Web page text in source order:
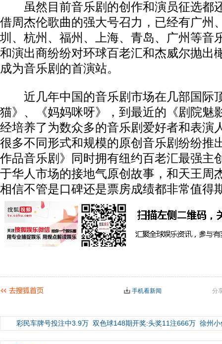
虽然目前音乐剧的创作和演员征选都
借周杰伦歌曲的强大号召力，已经有广州
圳、杭州、福州、上海、青岛、广州等音
和演出商纷纷对环球百老汇和杰威尔抛出
成为音乐剧的首演站。
近几年中国的音乐剧市场在几部国际
猫》、《妈妈咪呀》，到最近的《剧院魅
经培养了为数众多的音乐剧爱好者和表演
很多不同形式和规模的原创音乐剧纷纷推
作品音乐剧》同时拥有纽约百老汇最强主
于华人市场的接地气原创故事，和天王周
相信不管是口碑还是票房成绩都非常值得
分
手机看新闻
彩民车牌号投注中3.9万 双色球148期开奖:头奖11注666万 徐州